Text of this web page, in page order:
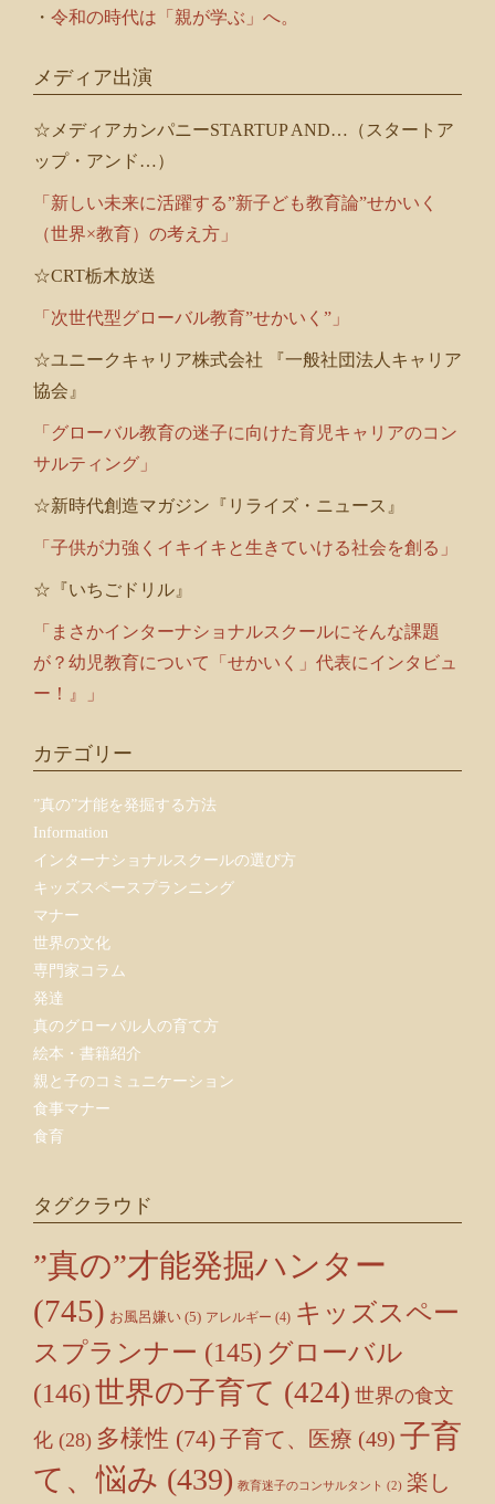
・ 令和の時代は「親が学ぶ」へ。
メディア出演
☆メディアカンパニーSTARTUP AND…（スタートア
ップ・アンド…）
「新しい未来に活躍する”新子ども教育論”せかいく
（世界×教育）の考え方」
☆CRT栃木放送
「次世代型グローバル教育”せかいく”」
☆ユニークキャリア株式会社 『一般社団法人キャリア
協会』
「グローバル教育の迷子に向けた育児キャリアのコン
サルティング」
☆新時代創造マガジン『リライズ・ニュース』
「子供が力強くイキイキと生きていける社会を創る」
☆『いちごドリル』
「まさかインターナショナルスクールにそんな課題
が？幼児教育について「せかいく」代表にインタビュ
ー！』」
カテゴリー
”真の”才能を発掘する方法
Information
インターナショナルスクールの選び方
キッズスペースプランニング
マナー
世界の文化
専門家コラム
発達
真のグローバル人の育て方
絵本・書籍紹介
親と子のコミュニケーション
食事マナー
食育
タグクラウド
”真の”才能発掘ハンター
(745) お風呂嫌い (5) アレルギー (4) キッズスペー
スプランナー (145) グローバル
(146)世界の子育て (424) 世界の食文
化 (28) 多様性 (74)子育て、医療 (49) 子育
て、悩み (439) 教育迷子のコンサルタント (2) 楽し